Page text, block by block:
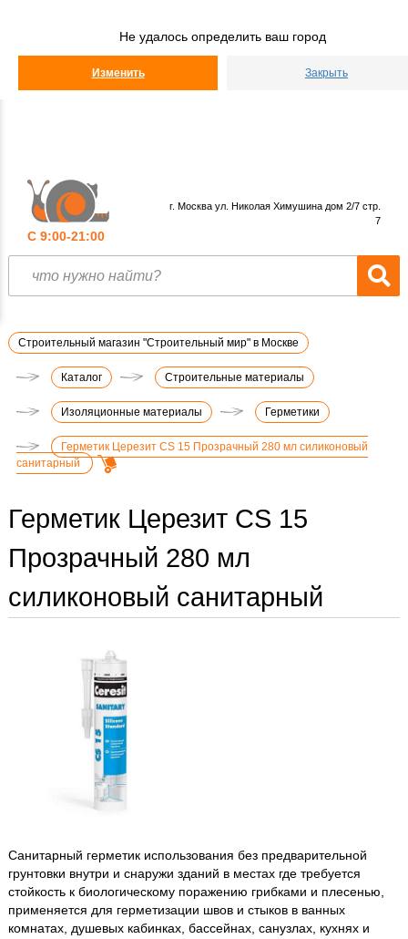
Не удалось определить ваш город
Изменить Закрыть
С 9:00-21:00
г. Москва ул. Николая Химушина дом 2/7 стр.
7
Строительный магазин "Строительный мир" в Москве
Каталог Строительные материалы
Изоляционные материалы Герметики
Герметик Церезит CS 15 Прозрачный 280 мл силиконовый
санитарный
Герметик Церезит CS 15
Прозрачный 280 мл
силиконовый санитарный
Санитарный герметик использования без предварительной
грунтовки внутри и снаружи зданий в местах где требуется
стойкость к биологическому поражению грибками и плесенью,
применяется для герметизации швов и стыков в ванных
комнатах, душевых кабинках, бассейнах, санузлах, кухнях и